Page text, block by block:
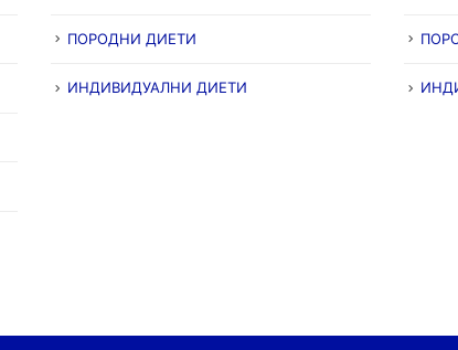
ПОРОДНИ ДИЕТИ
ИНДИВИДУАЛНИ ДИЕТИ